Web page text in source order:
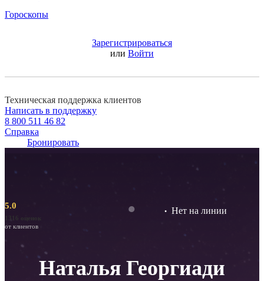
Гороскопы
Зарегистрироваться
или Войти
Техническая поддержка клиентов
Написать в поддержку
8 800 511 46 82
Справка
Бронировать
5.0
1316 оценок
от клиентов
Нет на линии
Наталья Георгиади